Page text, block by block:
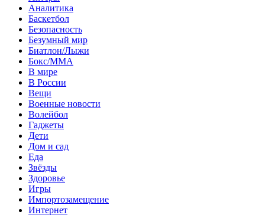
Аналитика
Баскетбол
Безопасность
Безумный мир
Биатлон/Лыжи
Бокс/MMA
В мире
В России
Вещи
Военные новости
Волейбол
Гаджеты
Дети
Дом и сад
Еда
Звёзды
Здоровье
Игры
Импортозамещение
Интернет